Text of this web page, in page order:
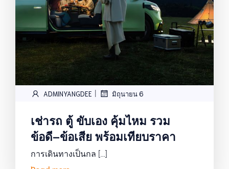
ADMINYANGDEE | มิถุนายน 6
เช่ารถ ตู้ ขับเอง คุ้มไหม รวม
ข้อดี–ข้อเสีย พร้อมเทียบราคา
การเดินทางเป็นกล […]